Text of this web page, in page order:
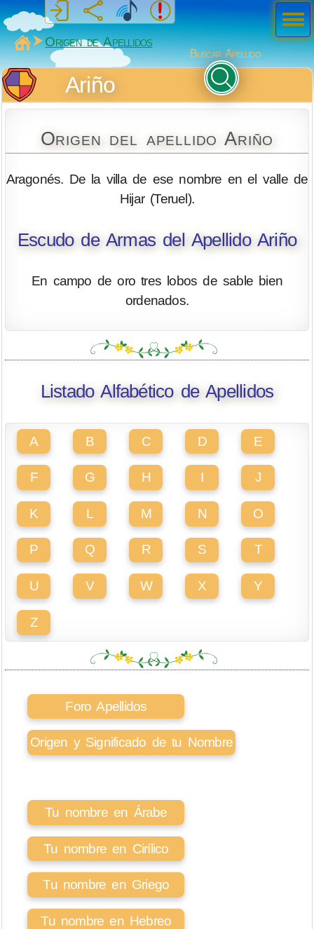
MiSabueso
Origen de Apellidos
Buscar Apellido
Ariño
Origen del apellido Ariño
Aragonés. De la villa de ese nombre en el valle de
Hijar (Teruel).
Escudo de Armas del Apellido Ariño
En campo de oro tres lobos de sable bien
ordenados.
Listado Alfabético de Apellidos
A B C D E
F G H I J
K L M N O
P Q R S T
U V W X Y
Z
Foro Apellidos
Origen y Significado de tu Nombre
Tu nombre en Árabe
Tu nombre en Cirílico
Tu nombre en Griego
Tu nombre en Hebreo
Men
ú